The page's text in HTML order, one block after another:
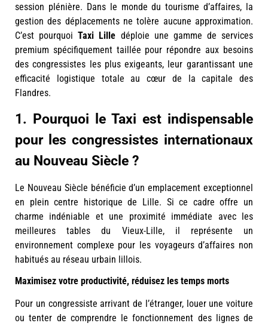
session plénière. Dans le monde du tourisme d’affaires, la
gestion des déplacements ne tolère aucune approximation.
C’est pourquoiTaxi Lille déploie une gamme de services
premium spécifiquement taillée pour répondre aux besoins
des congressistes les plus exigeants, leur garantissant une
efficacité logistique totale au cœur de la capitale des
Flandres.
1. Pourquoi le Taxi est indispensable
pour les congressistes internationaux
au Nouveau Siècle ?
Le Nouveau Siècle bénéficie d’un emplacement exceptionnel
en plein centre historique de Lille. Si ce cadre offre un
charme indéniable et une proximité immédiate avec les
meilleures tables du Vieux-Lille, il représente un
environnement complexe pour les voyageurs d’affaires non
habitués au réseau urbain lillois.
Maximisez votre productivité, réduisez les temps morts
Pour un congressiste arrivant de l’étranger, louer une voiture
ou tenter de comprendre le fonctionnement des lignes de